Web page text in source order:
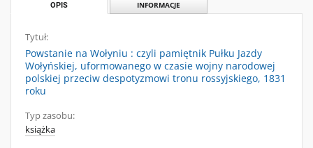
OPIS INFORMACJE
Tytuł:
Powstanie na Wołyniu : czyli pamiętnik Pułku Jazdy
Wołyńskiej, uformowanego w czasie wojny narodowej
polskiej przeciw despotyzmowi tronu rossyjskiego, 1831
roku
Typ zasobu:
książka